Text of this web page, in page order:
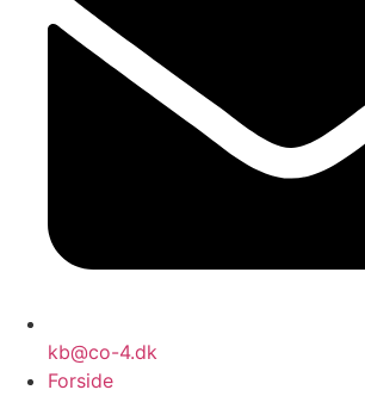
kb@co-4.dk
Forside